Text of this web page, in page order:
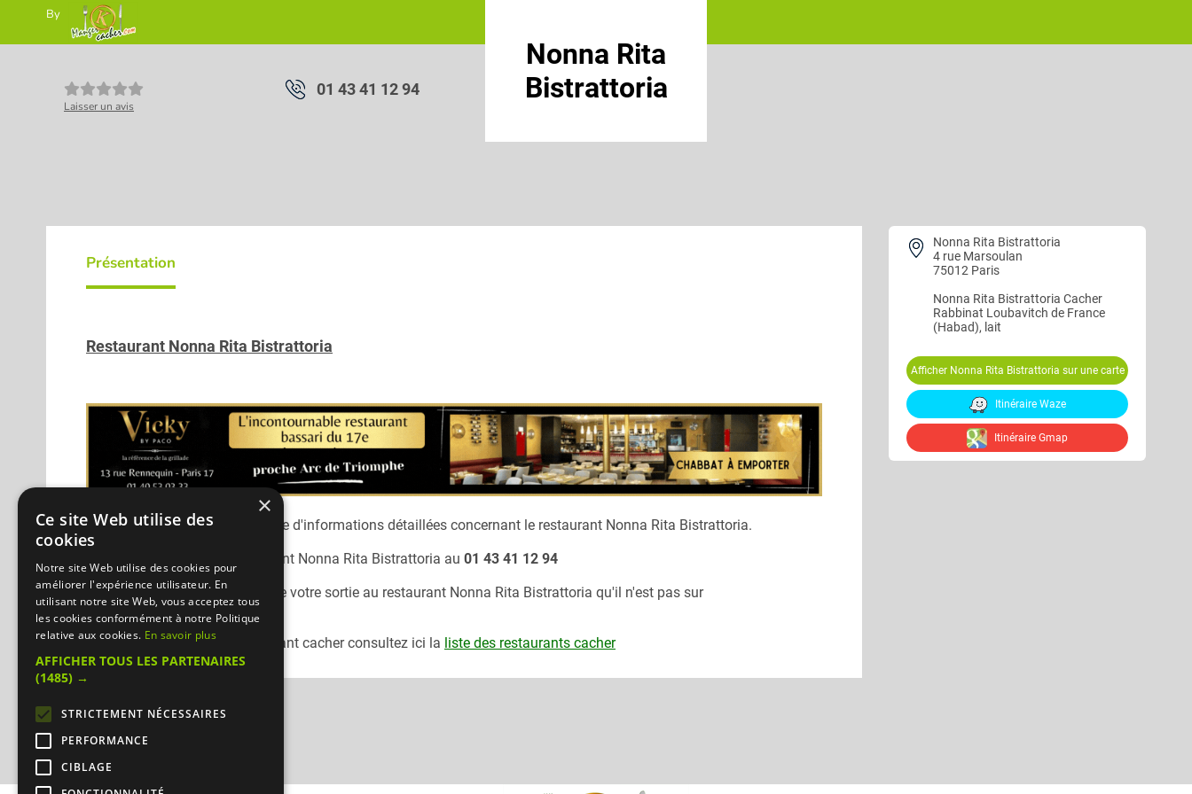
By
Nonna Rita
Bistrattoria
01 43 41 12 94
Laisser un avis
Nonna Rita Bistrattoria
4 rue Marsoulan
75012 Paris
Nonna Rita Bistrattoria Cacher
Rabbinat Loubavitch de France
(Habad), lait
Afficher Nonna Rita Bistrattoria sur une carte
Itinéraire Waze
Itinéraire Gmap
Présentation
Restaurant Nonna Rita Bistrattoria
Désolé, nous n'avons pas encore d'informations détaillées concernant le restaurant Nonna Rita Bistrattoria.
Vous pouvez joindre le restaurant Nonna Rita Bistrattoria au 01 43 41 12 94
N'oubliez pas de préciser lors de votre sortie au restaurant Nonna Rita Bistrattoria qu'il n'est pas sur
Mangercacher.com.
Pour consulter un autre restaurant cacher consultez ici la liste des restaurants cacher
×
Ce site Web utilise des
cookies
Notre site Web utilise des cookies pour
améliorer l'expérience utilisateur. En
utilisant notre site Web, vous acceptez tous
les cookies conformément à notre Politique
relative aux cookies. En savoir plus
AFFICHER TOUS LES PARTENAIRES
(1485) →
STRICTEMENT NÉCESSAIRES
PERFORMANCE
CIBLAGE